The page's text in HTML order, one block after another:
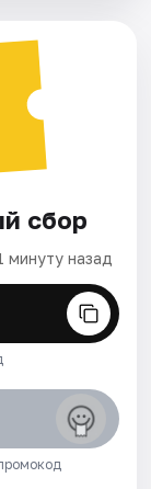
сбор
минуту назад